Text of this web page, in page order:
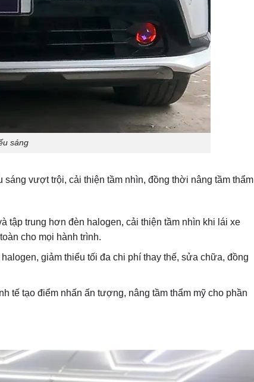
sáng
sáng vượt trội, cải thiện tầm nhìn, đồng thời nâng tầm thẩm
tập trung hơn đèn halogen, cải thiện tầm nhìn khi lái xe
cho mọi hành trình.
giảm thiểu tối đa chi phí thay thế, sửa chữa, đồng
tế tạo điểm nhấn ấn tượng, nâng tầm thẩm mỹ cho phần